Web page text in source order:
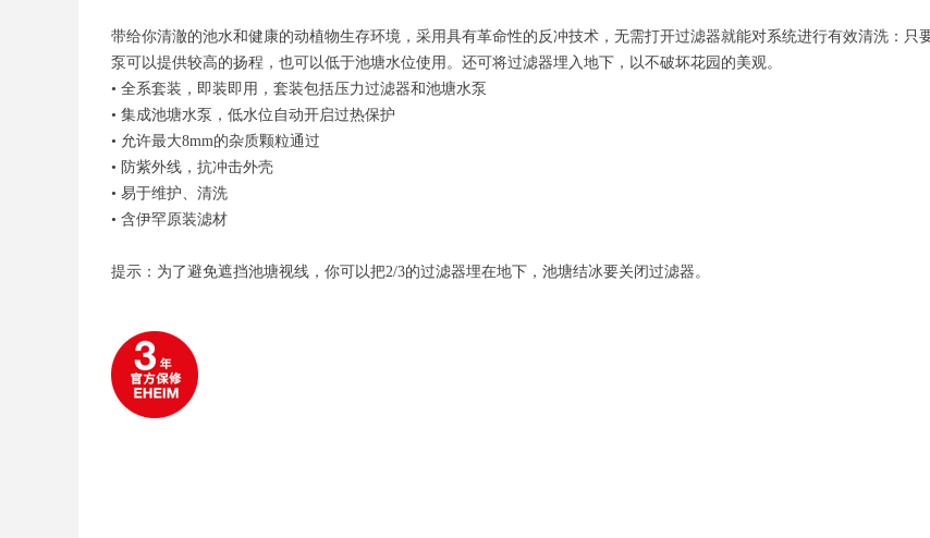
带给你清澈的池水和健康的动植物生存环境，采用具有革命性的反冲技术，无需打开过滤器就能对系统进行有效清洗：
泵可以提供较高的扬程，也可以低于池塘水位使用。还可将过滤器埋入地下，以不破坏花园的美观。
• 全系套装，即装即用，套装包括压力过滤器和池塘水泵
• 集成池塘水泵，低水位自动开启过热保护
• 允许最大8mm的杂质颗粒通过
• 防紫外线，抗冲击外壳
• 易于维护、清洗
• 含伊罕原装滤材
提示：为了避免遮挡池塘视线，你可以把2/3的过滤器埋在地下，池塘结冰要关闭过滤器。